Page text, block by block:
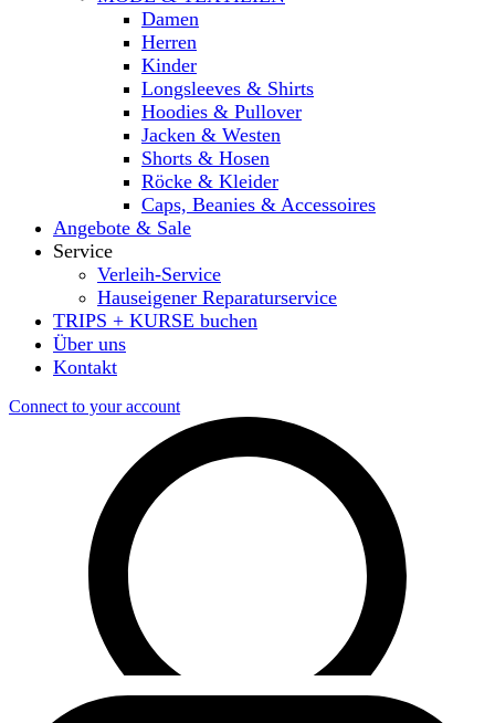
Damen
Herren
Kinder
Longsleeves & Shirts
Hoodies & Pullover
Jacken & Westen
Shorts & Hosen
Röcke & Kleider
Caps, Beanies & Accessoires
Angebote & Sale
Service
Verleih-Service
Hauseigener Reparaturservice
TRIPS + KURSE buchen
Über uns
Kontakt
Connect to your account